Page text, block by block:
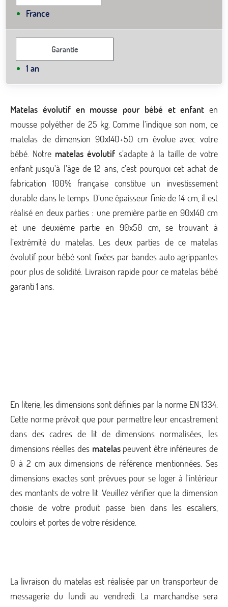
France
Garantie
1 an
Matelas évolutif en mousse pour bébé et enfant en
mousse polyéther de 25 kg. Comme l’indique son nom, ce
matelas de dimension 90x140+50 cm évolue avec votre
bébé. Notre matelas évolutifs’adapte à la taille de votre
enfant jusqu’à l’âge de 12 ans, c’est pourquoi cet achat de
fabrication 100% française constitue un investissement
durable dans le temps. D’une épaisseur finie de 14 cm, il est
réalisé en deux parties : une première partie en 90x140 cm
et une deuxième partie en 90x50 cm, se trouvant à
l’extrémité du matelas. Les deux parties de ce matelas
évolutif pour bébé sont fixées par bandes auto agrippantes
pour plus de solidité. Livraison rapide pour ce matelas bébé
garanti 1 ans.
En literie, les dimensions sont définies par la norme EN 1334.
Cette norme prévoit que pour permettre leur encastrement
dans des cadres de lit de dimensions normalisées, les
dimensions réelles des matelas peuvent être inférieures de
0 à 2 cm aux dimensions de référence mentionnées. Ses
dimensions exactes sont prévues pour se loger à l'intérieur
des montants de votre lit. Veuillez vérifier que la dimension
choisie de votre produit passe bien dans les escaliers,
couloirs et portes de votre résidence.
La livraison du matelas est réalisée par un transporteur de
messagerie du lundi au vendredi. La marchandise sera